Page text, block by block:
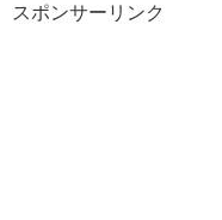
スポンサーリンク